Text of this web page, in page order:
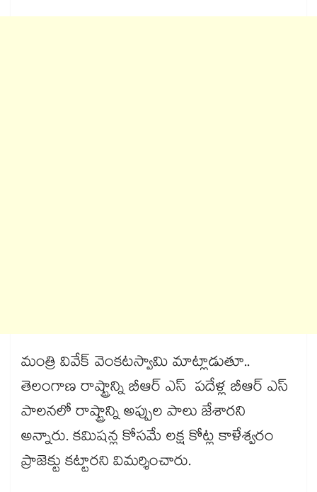
మంత్రి వివేక్ వెంకటస్వామి మాట్లాడుతూ..
తెలంగాణ రాష్ట్రాన్ని బీఆర్ ఎస్ పదేళ్ల బీఆర్ ఎస్
పాలనలో రాష్ట్రాన్ని అప్పుల పాలు జేశారని
అన్నారు. కమిషన్ల కోసమే లక్ష కోట్ల కాళేశ్వరం
ప్రాజెక్టు కట్టారని విమర్శించారు.